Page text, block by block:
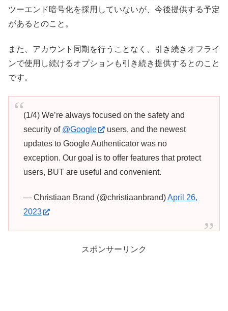
ツーエンド暗号化を採用していないが、今後提供する予定
があるとのこと。
また、アカウント同期を行うことなく、引き続きオフライ
ンで使用し続けるオプションも引き続き提供するとのこと
です。
(1/4) We’re always focused on the safety and
security of @Google
users, and the newest
updates to Google Authenticator was no
exception. Our goal is to offer features that protect
users, BUT are useful and convenient.
— Christiaan Brand (@christiaanbrand)April 26,
2023
スポンサーリンク